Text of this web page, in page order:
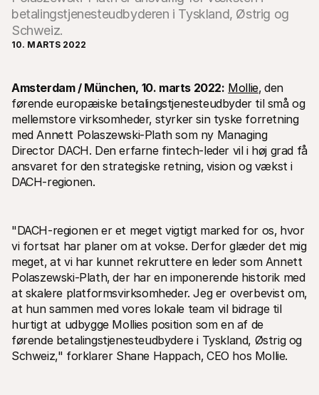
Tekniske ressourcer
Udviklerportal
Opdag udviklerressourcer og opdateringer
Biblioteker
Integrer Mollie med klar-til-brug biblioteker
Discord-fællesskab
Bliv en del af vores udviklerfællesskab
Mollie
Tjek
Om Mollie
Om os
Lær mere om vores historie og
værdier
Nyheder
Læs de seneste Mollie nyheder
Karrierer
Kom og arbejd hos os - vi søger nye
medarbejdere!
Se
Kontakt
For kunder
Find ud af, hvorfor Mollie er på din bankudskrift
For Mollie-kunder
betalingstjenesteudbyderen i Tyskland, Østrig og
Schweiz.
10. MARTS 2022
Amsterdam / München‚ 10. marts 2022: Mollie‚ den
førende europæiske betalingstjenesteudbyder til små og
mellemstore virksomheder‚ styrker sin tyske forretning
med Annett Polaszewski-Plath som ny Managing
Director DACH. Den erfarne fintech-leder vil i høj grad få
ansvaret for den strategiske retning‚ vision og vækst i
DACH-regionen.
"DACH-regionen er et meget vigtigt marked for os‚ hvor
vi fortsat har planer om at vokse. Derfor glæder det mig
meget‚ at vi har kunnet rekruttere en leder som Annett
Polaszewski-Plath‚ der har en imponerende historik med
at skalere platformsvirksomheder. Jeg er overbevist om‚
at hun sammen med vores lokale team vil bidrage til
hurtigt at udbygge Mollies position som en af de
førende betalingstjenesteudbydere i Tyskland, Østrig og
Schweiz‚" forklarer Shane Happach‚ CEO hos Mollie.